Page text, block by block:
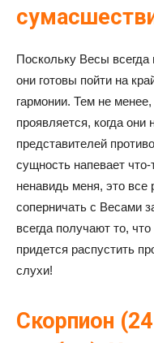
Поскольку Весы всегда
они готовы пойти на
гармонии. Тем не
проявляется, когда они
представителей
сущность напевает
ненавидь меня, это
соперничать с Весами
всегда получают то,
придется распустить
слухи!
Скорпион